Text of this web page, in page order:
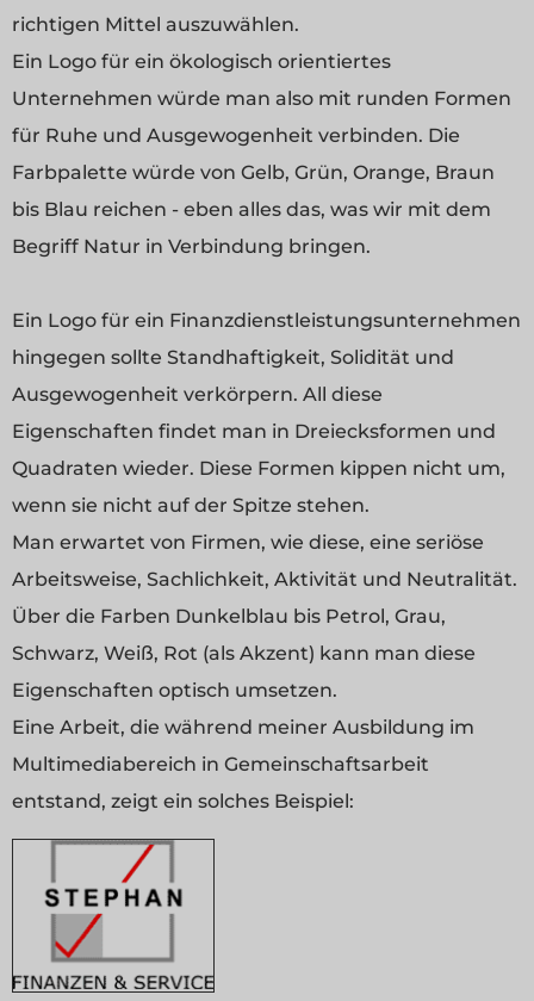
richtigen Mittel auszuwählen.
Ein Logo für ein ökologisch orientiertes
Unternehmen würde man also mit runden Formen
für Ruhe und Ausgewogenheit verbinden. Die
Farbpalette würde von Gelb, Grün, Orange, Braun
bis Blau reichen - eben alles das, was wir mit dem
Begriff Natur in Verbindung bringen.
Ein Logo für ein Finanzdienstleistungsunternehmen
hingegen sollte Standhaftigkeit, Solidität und
Ausgewogenheit verkörpern. All diese
Eigenschaften findet man in Dreiecksformen und
Quadraten wieder. Diese Formen kippen nicht um,
wenn sie nicht auf der Spitze stehen.
Man erwartet von Firmen, wie diese, eine seriöse
Arbeitsweise, Sachlichkeit, Aktivität und Neutralität.
Über die Farben Dunkelblau bis Petrol, Grau,
Schwarz, Weiß, Rot (als Akzent) kann man diese
Eigenschaften optisch umsetzen.
Eine Arbeit, die während meiner Ausbildung im
Multimediabereich in Gemeinschaftsarbeit
entstand, zeigt ein solches Beispiel: